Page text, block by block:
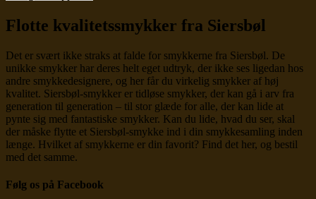
Flotte kvalitetssmykker fra Siersbøl
Det er svært ikke straks at falde for smykkerne fra Siersbøl. De
unikke smykker har deres helt eget udtryk, der ikke ses ligedan hos
andre smykkedesignere, og her får du virkelig smykker af høj
kvalitet. Siersbøl-smykker er tidløse smykker, der kan gå i arv fra
generation til generation – til stor glæde for alle, der kan lide at
pynte sig med fantastiske smykker. Kan du lide, hvad du ser, skal
der måske flytte et Siersbøl-smykke ind i din smykkesamling inden
længe. Hvilket af smykkerne er din favorit? Find det her, og bestil
med det samme.
Følg os på Facebook